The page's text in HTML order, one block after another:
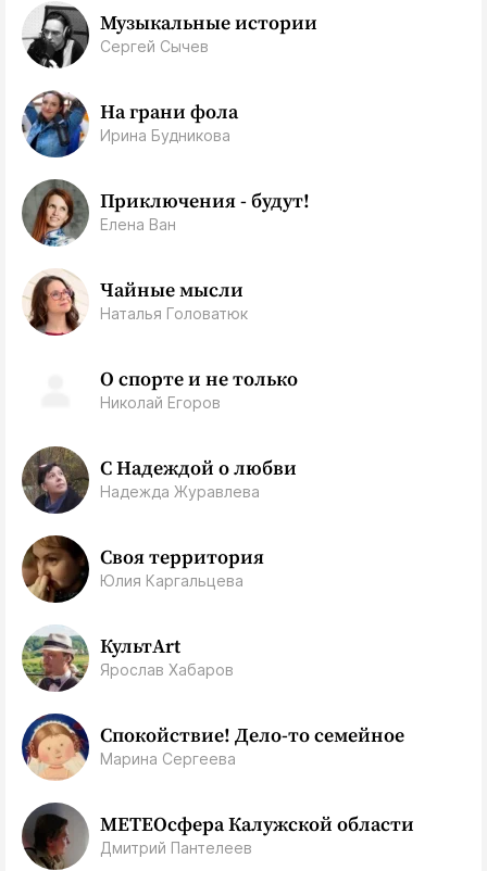
Музыкальные истории
Сергей Сычев
На грани фола
Ирина Будникова
Приключения - будут!
Елена Ван
Чайные мысли
Наталья Головатюк
О спорте и не только
Николай Егоров
С Надеждой о любви
Надежда Журавлева
Своя территория
Юлия Каргальцева
КультArt
Ярослав Хабаров
Спокойствие! Дело-то семейное
Марина Сергеева
МЕТЕОсфера Калужской области
Дмитрий Пантелеев